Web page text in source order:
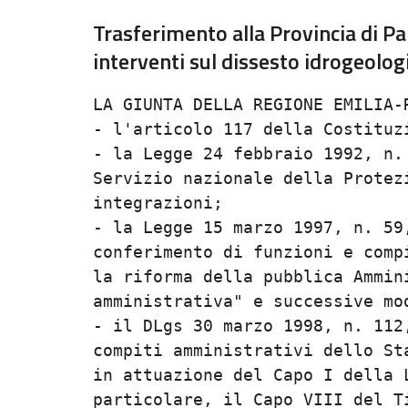
Trasferimento alla Provincia di
interventi sul dissesto
LA GIUNTA DELLA REGIONE EMILIA-ROMAGNAVisti:                                    
- l'articolo 117 della Costituzione;                                            
- la Legge 24 febbraio 1992, n. 225, recante "Istituzione del                   
Servizio nazionale della Protezione civile" e successive modifiche ed           
integrazioni;                                                                   
- la Legge 15 marzo 1997, n. 59, recante "Delega al Governo per il              
conferimento di funzioni e compiti alle Regioni ed Enti locali, per             
la riforma della pubblica Amministrazione e per la semplificazione              
amministrativa" e successive modifiche ed integrazioni;                         
- il DLgs 30 marzo 1998, n. 112, recante "Conferimento di funzioni e            
compiti amministrativi dello Stato alle Regioni ed agli Enti locali,            
in attuazione del Capo I della Legge 15 marzo 1997, n 59" e, in                 
particolare, il Capo VIII del Titolo III (artt. 107-109);                       
- il DL 11 giugno 1998, n. 180, recante "Misure urgenti per la                  
prevenzione del rischio idrogeologico ed a favore delle zone colpite            
da disastri franosi nella regione Campania", convertito, con                    
modificazioni, dalla Legge 3 agosto 1998, n. 267 e successive                   
modifiche ed integrazioni;                                                      
- la L.R. 19 aprile 1995, n. 45, recante "Disciplina delle attivita'            
e degli interventi della Regione Emilia-Romagna in materia di                   
Protezione civile" e successive modifiche ed integrazioni;                      
- l'Ordinanza del Ministro dell'Interno delegato per il Coordinamento           
della Protezione civile n. 3120 del 4 aprile 2001, pubblicata nella             
Gazzetta Ufficiale del 13 aprile 2001, n. 87 che all'articolo 2 ha              
disposto l'assegnazione alla Provincia di Parma della somma di Euro             
7.230.396,59 per la realizzazione di ulteriori interventi urgenti in            
connessione con il dissesto idrogeologico di Corniglio;                         
considerato che:                                                                
- la medesima ordinanza ministeriale ha stabilito che il                        
finanziamento fosse posto a carico, quanto ad Euro 5.164.568,99 a               
carico della disponibilita' di cui al Capitolo 9001 dell'Unita'                 
previsionale di base 11.2.1.2 dello stato di previsione del Ministero           
dell'Ambiente per l'anno finanziario 2001 e quanto ad Euro                      
2.065.827,60 a carico del bilancio della Regione Emilia-Romagna;                
- la Provincia di Parma ha avviato gli interventi secondo quanto                
disposto dalla citata ordinanza ministeriale e, con nota prot. n.               
3184 del 18 gennaio 2005 ha richiesto alla Regione Emilia-Romagna il            
trasferimento della quota di risorse finanziarie di competenza,                 
tenuto conto dello stato di avanzamento degli interventi nonche'                
dell'esaurimento delle risorse gia' precedentemente trasferite dal              
Ministero dell'Ambiente;                                                        
- il comma 3 dell'articolo 2 della richiamata ordinanza ministeriale            
ha previsto che il trasferimento delle risorse finanziarie destinate            
allo scopo avvenisse direttamente alla Provincia di Parma;                      
preso atto della nota prot. 6076/2005 della Provincia di Parma con la           
quale si dichiara che il finanziamento in oggetto e' destinato ad               
interventi che verranno effettuati su aree